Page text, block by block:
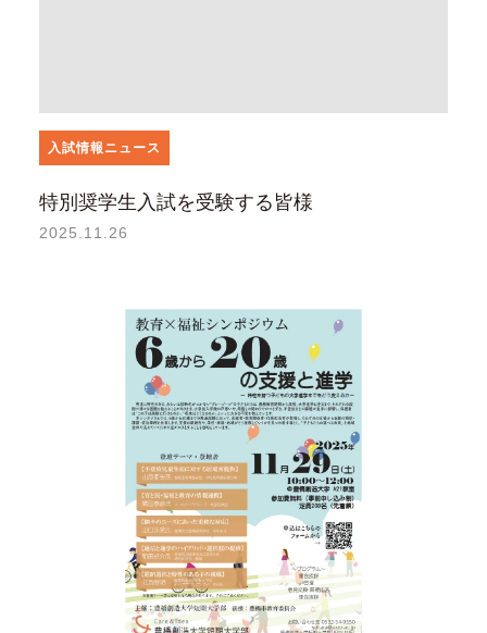
入試情報ニュース
特別奨学生入試を受験する皆様
2025.11.26